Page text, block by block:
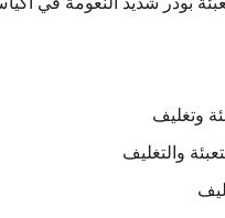
وتغليف
والتغليف